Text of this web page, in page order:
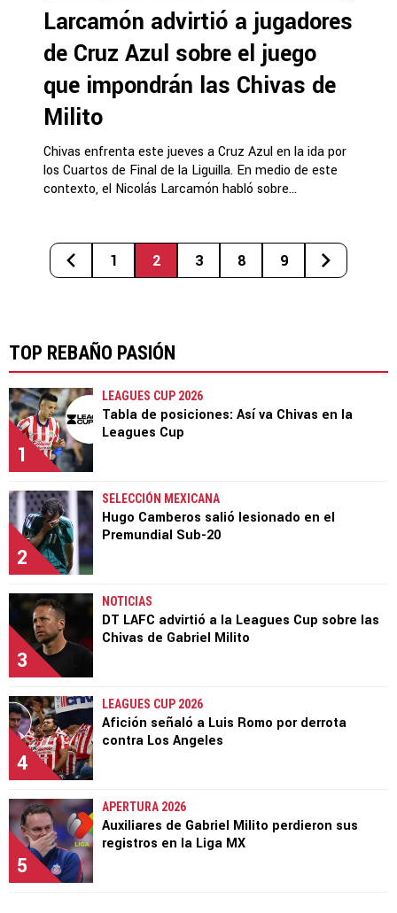
Larcamón advirtió a jugadores
de Cruz Azul sobre el juego
que impondrán las Chivas de
Milito
Chivas enfrenta este jueves a Cruz Azul en la ida por
los Cuartos de Final de la Liguilla. En medio de este
contexto, el Nicolás Larcamón habló sobre...
1 2 3 8 9
TOP REBAÑO PASIÓN
1
LEAGUES CUP 2026
Tabla de posiciones: Así va Chivas en la
Leagues Cup
2
SELECCIÓN MEXICANA
Hugo Camberos salió lesionado en el
Premundial Sub-20
3
NOTICIAS
DT LAFC advirtió a la Leagues Cup sobre las
Chivas de Gabriel Milito
4
LEAGUES CUP 2026
Afición señaló a Luis Romo por derrota
contra Los Angeles
5
APERTURA 2026
Auxiliares de Gabriel Milito perdieron sus
registros en la Liga MX